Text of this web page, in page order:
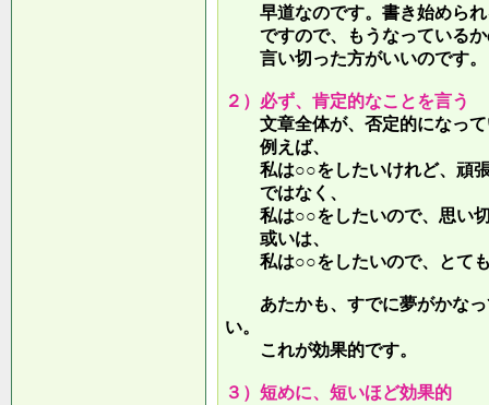
早道なのです。書き始められ
ですので、もうなっているか
言い切った方がいいのです。
２）必ず、肯定的なことを言う
文章全体が、否定的になっ
例えば、
私は○○をしたいけれど、頑張
ではなく、
私は○○をしたいので、思い切
或いは、
私は○○をしたいので、とても
あたかも、すでに夢がかなっ
い。
これが効果的です。
３）短めに、短いほど効果的